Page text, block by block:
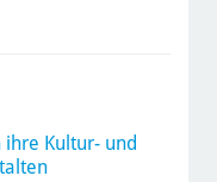
Kultur- und